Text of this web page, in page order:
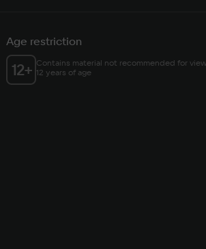
Age restriction
12+ Contains material not recommended for
12 years of age